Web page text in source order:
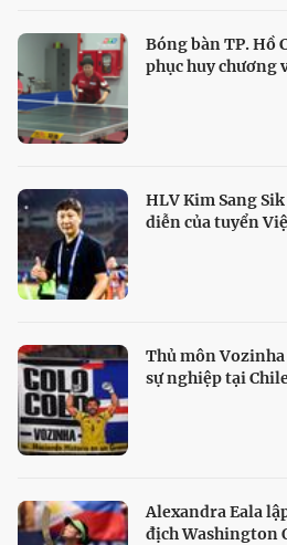
Bóng bàn TP. Hồ
phục huy chương
HLV Kim Sang
diễn của tuyển
Thủ môn
sự nghiệp tại
Alexandra Eala
địch Washington